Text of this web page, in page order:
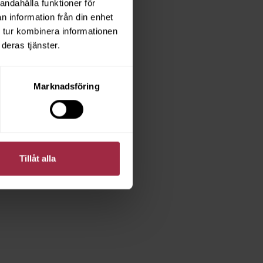
funktioner för
information från din enhet
kombinera informationen
tjänster.
Marknadsföring
Tillåt alla